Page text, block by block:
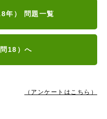
年） 問題一覧
18）へ
（アンケートはこちら）